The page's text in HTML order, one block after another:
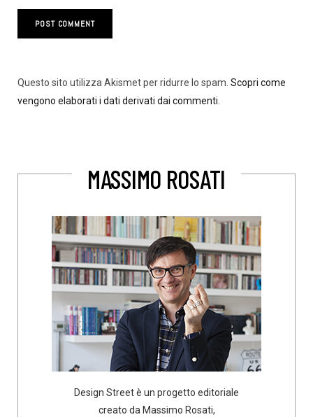
Questo sito utilizza Akismet per ridurre lo spam. Scopri come
vengono elaborati i dati derivati dai commenti
MASSIMO ROSATI
Design Street è un progetto editoriale
creato da Massimo Rosati,